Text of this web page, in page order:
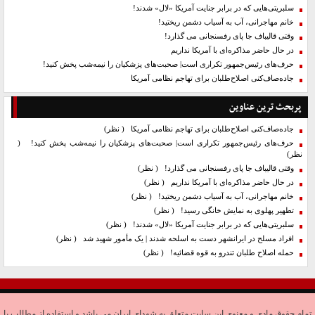
سلبریتی‌هایی که در برابر جنایت آمریکا «لال» شدند!
خانم مهاجرانی، آب به آسیاب دشمن ریختید!
وقتی قالیباف جا پای رفسنجانی می گذارد!
در حال حاضر مذاکره‌ای با آمریکا نداریم
حرف‌های رئیس‌جمهور تکراری است| صحبت‌های پزشکیان را نیمه‌شب پخش کنید!
جاده‌صاف‌کنی اصلاح‌طلبان برای تهاجم نظامی آمریکا
پربحث ترین عناوین
جاده‌صاف‌کنی اصلاح‌طلبان برای تهاجم نظامی آمریکا ( نظر)
حرف‌های رئیس‌جمهور تکراری است| صحبت‌های پزشکیان را نیمه‌شب پخش کنید!
(
نظر)
وقتی قالیباف جا پای رفسنجانی می گذارد! ( نظر)
در حال حاضر مذاکره‌ای با آمریکا نداریم ( نظر)
خانم مهاجرانی، آب به آسیاب دشمن ریختید! ( نظر)
تطهیر پهلوی به نمایش خانگی رسید! ( نظر)
سلبریتی‌هایی که در برابر جنایت آمریکا «لال» شدند! ( نظر)
افراد مسلح در ایرانشهر دست به اسلحه شدند | یک مأمور شهید شد ( نظر)
حمله اصلاح طلبان تندرو به قوه قضائیه! ( نظر)